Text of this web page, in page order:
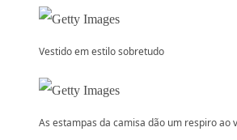
Vestido em estilo sobretudo
As estampas da camisa dão um respiro